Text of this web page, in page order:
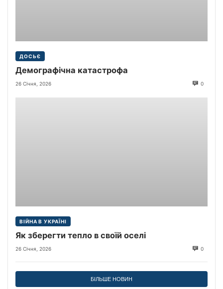
ДОСЬЄ
Демографічна катастрофа
26 Січня, 2026 0
ВІЙНА В УКРАЇНІ
Як зберегти тепло в своїй оселі
26 Січня, 2026 0
БІЛЬШЕ НОВИН